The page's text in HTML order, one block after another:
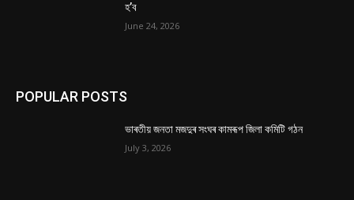
হ’ব
June 24, 2026
POPULAR POSTS
ভাৰতীয় জনতা মজদুৰ সংঘৰ কামৰূপ জিলা কমিটি গঠন
July 3, 2026